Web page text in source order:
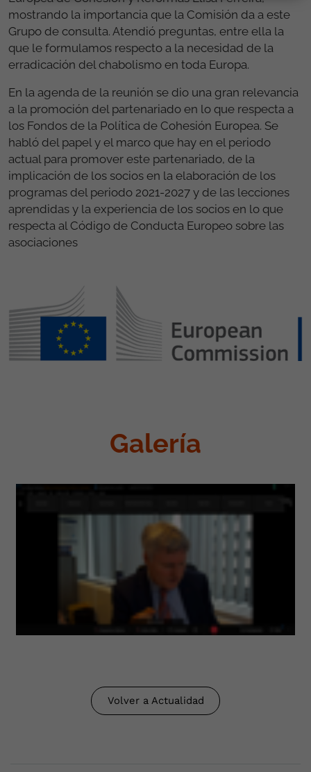
mostrando la importancia que la Comisión da a este
Grupo de consulta. Atendió preguntas, entre ella la
que le formulamos respecto a la necesidad de la
erradicación del chabolismo en toda Europa.
En la agenda de la reunión se dio una gran relevancia
a la promoción del partenariado en lo que respecta a
los Fondos de la Política de Cohesión Europea. Se
habló del papel y el marco que hay en el periodo
actual para promover este partenariado, de la
implicación de los socios en la elaboración de los
programas del periodo 2021-2027 y de las lecciones
aprendidas y la experiencia de los socios en lo que
respecta al Código de Conducta Europeo sobre las
asociaciones
Galería
Volver a Actualidad